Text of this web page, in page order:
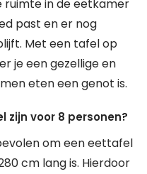
ruimte in de eetkamer
past en er nog
Met een tafel op
je een gezellige en
eten een genot is.
zijn voor 8 personen?
om een eettafel
cm lang is. Hierdoor